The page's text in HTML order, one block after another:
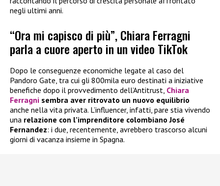
negli ultimi anni.
“Ora mi capisco di più”, Chiara Ferragni
parla a cuore aperto in un video TikTok
Dopo le conseguenze economiche legate al caso del
Pandoro Gate, tra cui gli 800mila euro destinati a iniziative
benefiche dopo il provvedimento dell’Antitrust, Chiara
Ferragni sembra aver ritrovato un nuovo equilibrio
anche nella vita privata. L’influencer, infatti, pare stia vivendo
una relazione con l’imprenditore colombiano José
Fernandez: i due, recentemente, avrebbero trascorso alcuni
giorni di vacanza insieme in Spagna.